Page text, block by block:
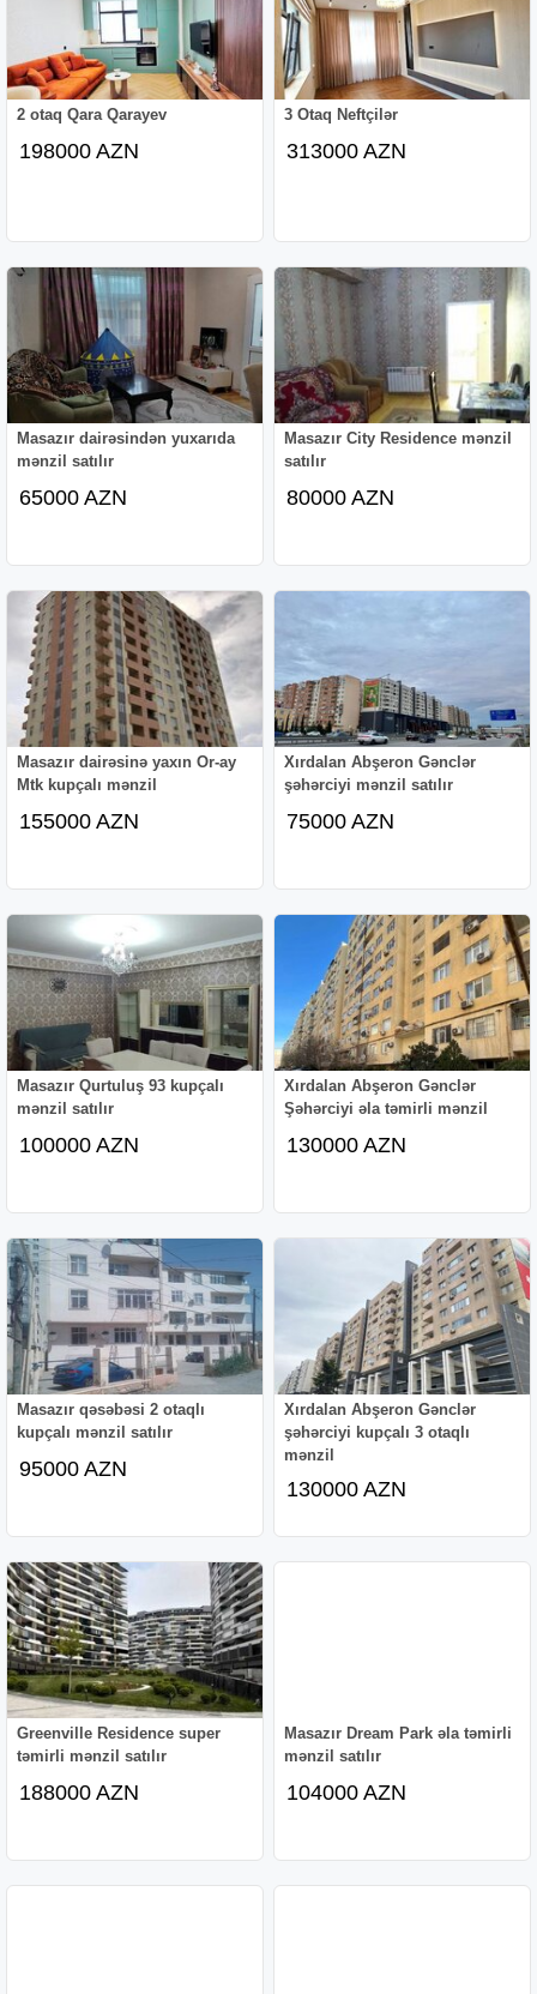
2 otaq Qara Qarayev
198000 AZN
3 Otaq Neftçilər
313000 AZN
Masazır dairəsindən yuxarıda
mənzil satılır
65000 AZN
Masazır City Residence mənzil
satılır
80000 AZN
Masazır dairəsinə yaxın Or-ay
Mtk kupçalı mənzil
155000 AZN
Xırdalan Abşeron Gənclər
şəhərciyi mənzil satılır
75000 AZN
Masazır Qurtuluş 93 kupçalı
mənzil satılır
100000 AZN
Xırdalan Abşeron Gənclər
Şəhərciyi əla təmirli mənzil
130000 AZN
Masazır qəsəbəsi 2 otaqlı
kupçalı mənzil satılır
95000 AZN
Xırdalan Abşeron Gənclər
şəhərciyi kupçalı 3 otaqlı
mənzil
130000 AZN
Greenville Residence super
təmirli mənzil satılır
188000 AZN
Masazır Dream Park əla təmirli
mənzil satılır
104000 AZN